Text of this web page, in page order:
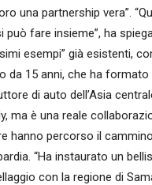
una partnership vera”.
può fare insieme”, ha
esempi” già esistenti,
da 15 anni, che ha formato
di auto dell’Asia
ma è una reale
hanno percorso il
“Ha instaurato un
con la regione di